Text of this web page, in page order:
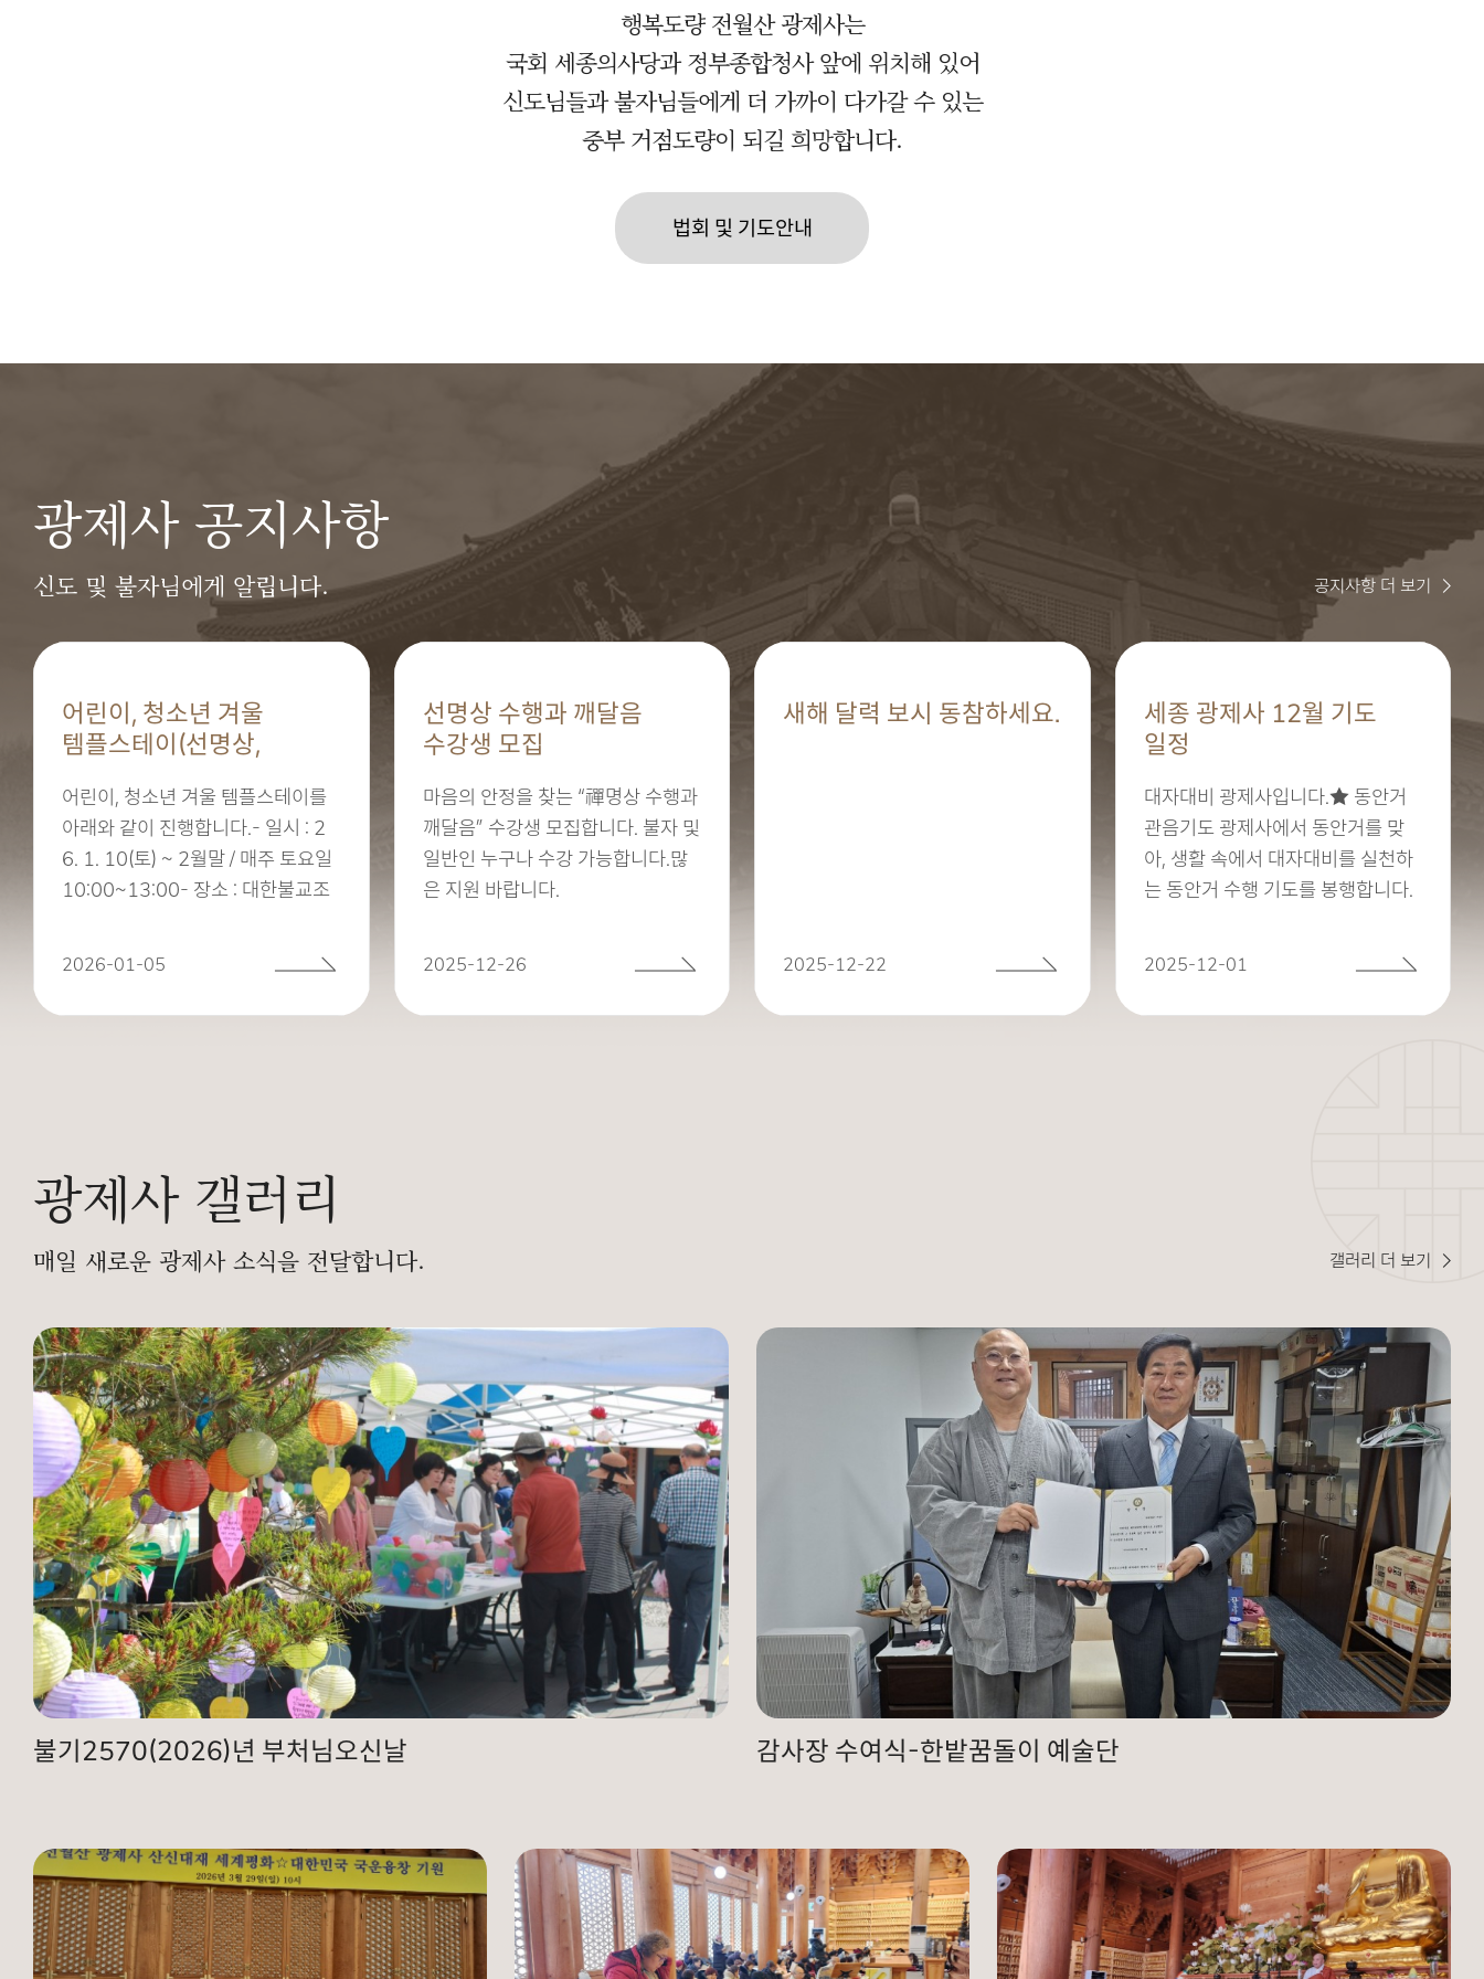
행복도량 전월산 광제사는
국회 세종의사당과 정부종합청사 앞에 위치해 있어
신도님들과 불자님들에게 더 가까이 다가갈 수 있는
중부 거점도량이 되길 희망합니다.
법회 및 기도안내
광제사 공지사항
신도 및 불자님에게 알립니다. 공지사항 더 보기
어린이, 청소년 겨울
템플스테이(선명상,
어린이, 청소년 겨울 템플스테이를
아래와 같이 진행합니다.- 일시 : 2
6. 1. 10(토) ~ 2월말 / 매주 토요일
10:00~13:00- 장소 : 대한불교조
2026-01-05
선명상 수행과 깨달음
수강생 모집
마음의 안정을 찾는 “禪명상 수행과
깨달음” 수강생 모집합니다. 불자 및
일반인 누구나 수강 가능합니다.많
은 지원 바랍니다.
2025-12-26
새해 달력 보시 동참하세요.
2025-12-22
세종 광제사 12월 기도
일정
대자대비 광제사입니다.★ 동안거
관음기도 광제사에서 동안거를 맞
아, 생활 속에서 대자대비를 실천하
는 동안거 수행 기도를 봉행합니다.
2025-12-01
광제사 갤러리
매일 새로운 광제사 소식을 전달합니다. 갤러리 더 보기
불기2570(2026)년 부처님오신날 감사장 수여식-한밭꿈돌이 예술단